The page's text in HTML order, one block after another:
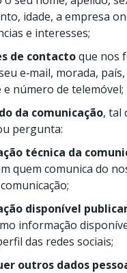
idade, a empresa
e interesses;
de contactoque nos
e‑mail, morada,
número de telemóvel;
da comunicação, tal
pergunta:
técnica da
quem comunica do
disponível
informação
das redes sociais;
outros dados